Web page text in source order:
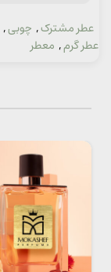
عطر مشترک, چوبی,
عطر گرم, معطر